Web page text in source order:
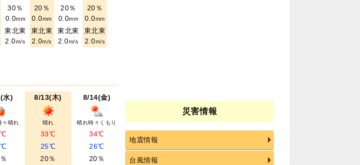
30％
0.0mm
東北東
2.0m/s
20％
0.0mm
東北東
2.0m/s
20％
0.0mm
東北東
2.0m/s
20％
0.0mm
東北東
2.0m/s
水)
々晴れ
8/13(木)
晴れ
33℃
25℃
20％
8/14(金)
晴れ時々くもり
34℃
26℃
20％
災害情報
地震情報
台風情報